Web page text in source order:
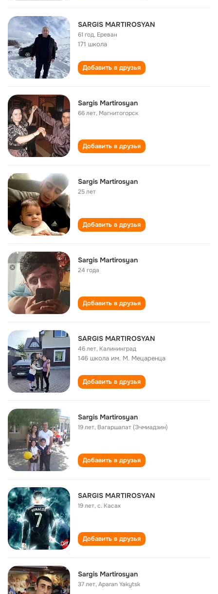
SARGIS MARTIROSYAN
61 год, Ереван
171 школа
Добавить в друзья
Sargis Martirosyan
66 лет, Магнитогорск
Добавить в друзья
Sargis Martirosyan
25 лет
Добавить в друзья
Sargis Martirosyan
24 года
Добавить в друзья
SARGIS MARTIROSYAN
46 лет, Калининград
146 школа им. М. Мецаренца
Добавить в друзья
Sargis Martirosyan
19 лет, Вагаршапат (Эчмиадзин)
Добавить в друзья
SARGIS MARTIROSYAN
19 лет,с. Касах
Добавить в друзья
Sargis Martirosyan
37 лет,Aparan Yakytsk